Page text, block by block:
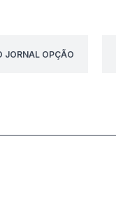
JORNAL OPÇÃO